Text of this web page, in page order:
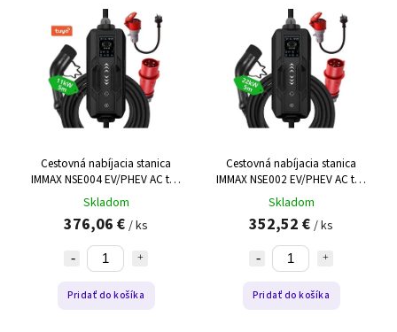
Najlacnejšie
Najdrahšie
Abecedne
Cestovná nabíjacia stanica
IMMAX NSE004 EV/PHEV AC typ
2 11 kW
Skladom
376,06 € / ks
Pridať do košíka
Cestovná nabíjacia stanica
IMMAX NSE002 EV/PHEV AC typ
2 22kW
Skladom
352,52 € / ks
Pridať do košíka